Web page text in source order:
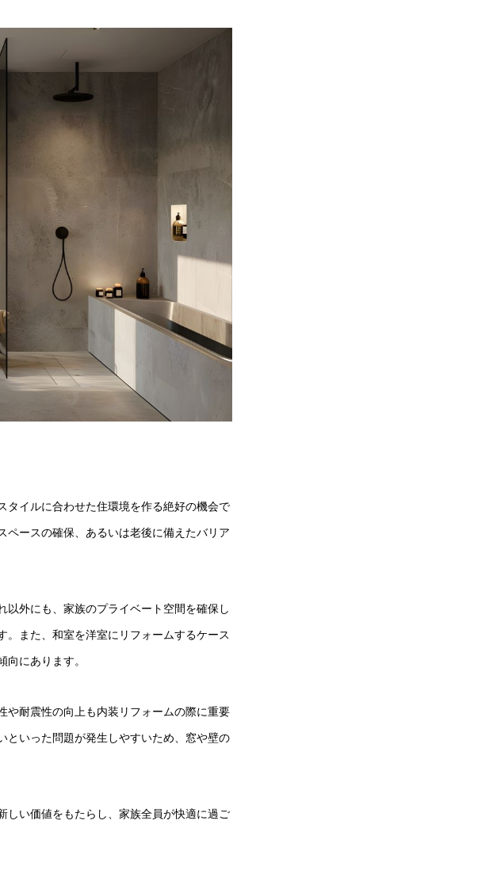
イルに合わせた住環境を作る絶好の機会で
ースの確保、あるいは老後に備えたバリア
外にも、家族のプライベート空間を確保し
また、和室を洋室にリフォームするケース
にあります。
や耐震性の向上も内装リフォームの際に重要
といった問題が発生しやすいため、窓や壁の
い価値をもたらし、家族全員が快適に過ご